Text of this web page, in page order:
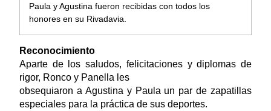
Paula y Agustina fueron recibidas con todos los
honores en su Rivadavia.
Reconocimiento
Aparte de los saludos, felicitaciones y diplomas de
rigor, Ronco y Panella les
obsequiaron a Agustina y Paula un par de zapatillas
especiales para la práctica de sus deportes.